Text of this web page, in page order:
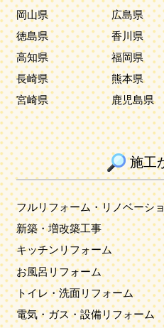
岡山県
広島県
徳島県
香川県
高知県
福岡県
長崎県
熊本県
宮崎県
鹿児島県
施工
フルリフォーム・リノベーシ
新築・増改築工事
キッチンリフォーム
お風呂リフォーム
トイレ・洗面リフォーム
電気・ガス・設備リフォーム